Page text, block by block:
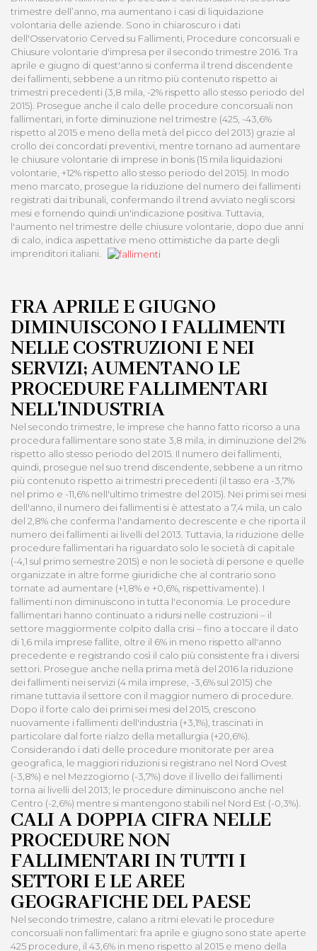
trimestre dell’anno, ma aumentano i casi di liquidazione
volontaria delle aziende. Sono in chiaroscuro i dati
dell'Osservatorio Cerved su Fallimenti, Procedure concorsuali e
Chiusure volontarie d'impresa per il secondo trimestre 2016. Tra
aprile e giugno di quest'anno si conferma il trend discendente
dei fallimenti, sebbene a un ritmo più contenuto rispetto ai
trimestri precedenti (3,8 mila, -2% rispetto allo stesso periodo del
2015). Prosegue anche il calo delle procedure concorsuali non
fallimentari, in forte diminuzione nel trimestre (425, -43,6%
rispetto al 2015 e meno della metà del picco del 2013) grazie al
crollo dei concordati preventivi, mentre tornano ad aumentare
le chiusure volontarie di imprese in bonis (15 mila liquidazioni
volontarie, +12% rispetto allo stesso periodo del 2015). In modo
meno marcato, prosegue la riduzione del numero dei fallimenti
registrati dai tribunali, confermando il trend avviato negli scorsi
mesi e fornendo quindi un'indicazione positiva. Tuttavia,
l'aumento nel trimestre delle chiusure volontarie, dopo due anni
di calo, indica aspettative meno ottimistiche da parte degli
imprenditori italiani.
FRA APRILE E GIUGNO
DIMINUISCONO I FALLIMENTI
NELLE COSTRUZIONI E NEI
SERVIZI; AUMENTANO LE
PROCEDURE FALLIMENTARI
NELL'INDUSTRIA
Nel secondo trimestre, le imprese che hanno fatto ricorso a una
procedura fallimentare sono state 3,8 mila, in diminuzione del 2%
rispetto allo stesso periodo del 2015. Il numero dei fallimenti,
quindi, prosegue nel suo trend discendente, sebbene a un ritmo
più contenuto rispetto ai trimestri precedenti (il tasso era -3,7%
nel primo e -11,6% nell'ultimo trimestre del 2015). Nei primi sei mesi
dell'anno, il numero dei fallimenti si è attestato a 7,4 mila, un calo
del 2,8% che conferma l'andamento decrescente e che riporta il
numero dei fallimenti ai livelli del 2013. Tuttavia, la riduzione delle
procedure fallimentari ha riguardato solo le società di capitale
(-4,1 sul primo semestre 2015) e non le società di persone e quelle
organizzate in altre forme giuridiche che al contrario sono
tornate ad aumentare (+1,8% e +0,6%, rispettivamente). I
fallimenti non diminuiscono in tutta l'economia. Le procedure
fallimentari hanno continuato a ridursi nelle costruzioni – il
settore maggiormente colpito dalla crisi – fino a toccare il dato
di 1,6 mila imprese fallite, oltre il 6% in meno rispetto all'anno
precedente e registrando così il calo più consistente fra i diversi
settori. Prosegue anche nella prima metà del 2016 la riduzione
dei fallimenti nei servizi (4 mila imprese, -3,6% sul 2015) che
rimane tuttavia il settore con il maggior numero di procedure.
Dopo il forte calo dei primi sei mesi del 2015, crescono
nuovamente i fallimenti dell'industria (+3,1%), trascinati in
particolare dal forte rialzo della metallurgia (+20,6%).
Considerando i dati delle procedure monitorate per area
geografica, le maggiori riduzioni si registrano nel Nord Ovest
(-3,8%) e nel Mezzogiorno (-3,7%) dove il livello dei fallimenti
torna ai livelli del 2013; le procedure diminuiscono anche nel
Centro (-2,6%) mentre si mantengono stabili nel Nord Est (-0,3%).
CALI A DOPPIA CIFRA NELLE
PROCEDURE NON
FALLIMENTARI IN TUTTI I
SETTORI E LE AREE
GEOGRAFICHE DEL PAESE
Nel secondo trimestre, calano a ritmi elevati le procedure
concorsuali non fallimentari: fra aprile e giugno sono state aperte
425 procedure, il 43,6% in meno rispetto al 2015 e meno della